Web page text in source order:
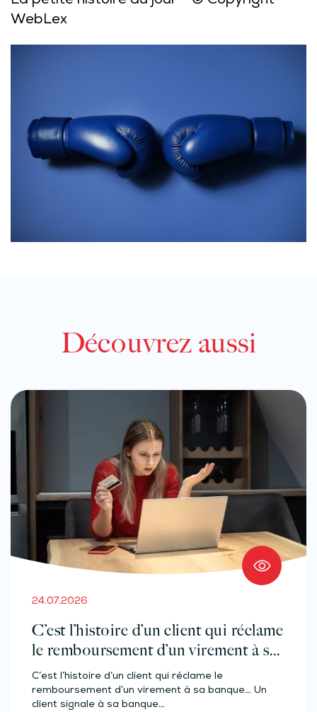
WebLex
Découvrez aussi
24.07.2026
C’est l’histoire d’un client qui réclame
le remboursement d’un virement à sa
banque…
C’est l’histoire d’un client qui réclame le
remboursement d’un virement à sa banque… Un
client signale à sa banque…